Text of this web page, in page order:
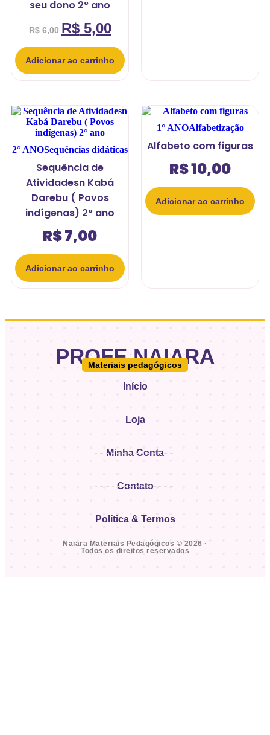
seu dono 2° ano
R$6,00 R$5,00
Adicionar ao carrinho
2° ANOSequências didáticas
Sequência de
Atividadesn Kabá
Darebu ( Povos
indígenas) 2° ano
R$7,00
Adicionar ao carrinho
1° ANOAlfabetização
Alfabeto com figuras
R$10,00
Adicionar ao carrinho
PROFE.NAIARA
Materiais pedagógicos
Início
Loja
Minha Conta
Contato
Política & Termos
Naiara Materiais Pedagógicos © 2026 ·
Todos os direitos reservados